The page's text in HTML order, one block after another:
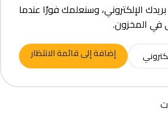
الإلكتروني، وسنعلمك فورًا عندما
في المخزون.
إضافة إلى قائمة الانتظار